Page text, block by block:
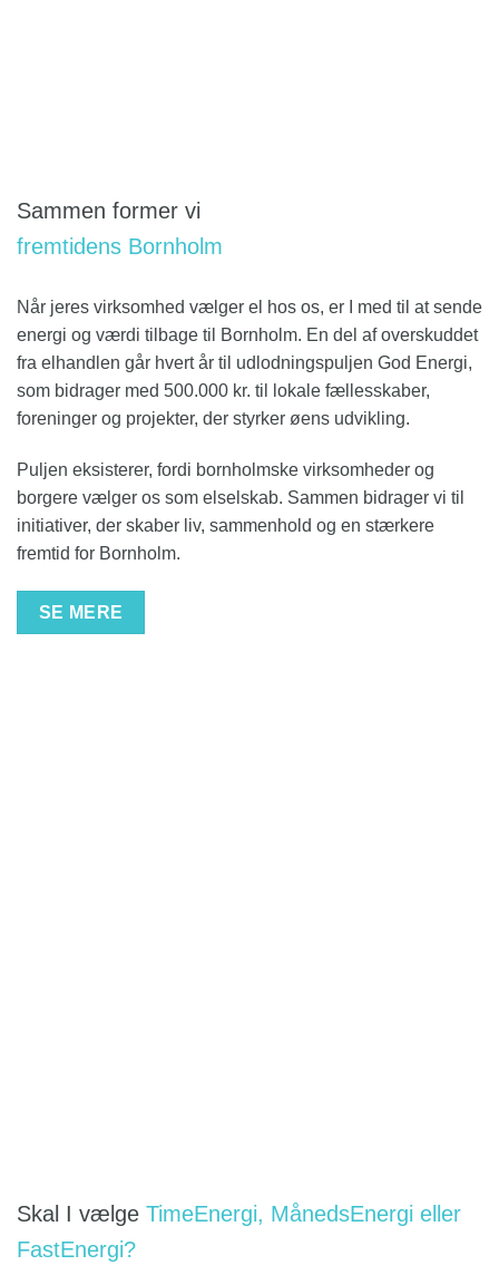
Sammen former vi
fremtidens Bornholm
Når jeres virksomhed vælger el hos os, er I med til at sende
energi og værdi tilbage til Bornholm. En del af overskuddet
fra elhandlen går hvert år til udlodningspuljen God Energi,
som bidrager med 500.000 kr. til lokale fællesskaber,
foreninger og projekter, der styrker øens udvikling.
Puljen eksisterer, fordi bornholmske virksomheder og
borgere vælger os som elselskab. Sammen bidrager vi til
initiativer, der skaber liv, sammenhold og en stærkere
fremtid for Bornholm.
SE MERE
Skal I vælge TimeEnergi, MånedsEnergi eller
FastEnergi?